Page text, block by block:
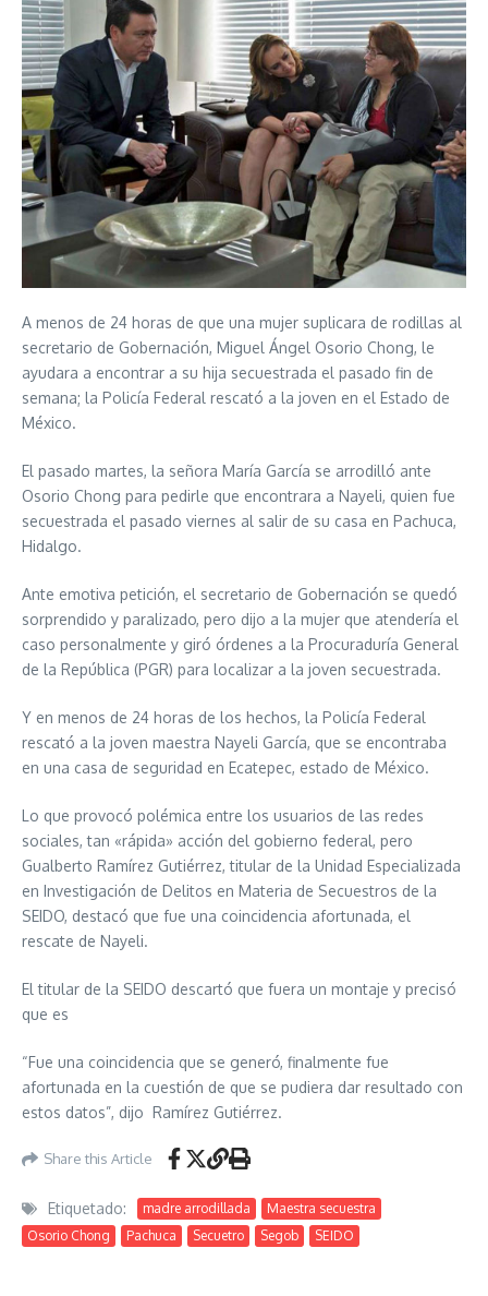
A menos de 24 horas de que una mujer suplicara de rodillas al
secretario de Gobernación, Miguel Ángel Osorio Chong, le
ayudara a encontrar a su hija secuestrada el pasado fin de
semana; la Policía Federal rescató a la joven en el Estado de
México.
El pasado martes, la señora María García se arrodilló ante
Osorio Chong para pedirle que encontrara a Nayeli, quien fue
secuestrada el pasado viernes al salir de su casa en Pachuca,
Hidalgo.
Ante emotiva petición, el secretario de Gobernación se quedó
sorprendido y paralizado, pero dijo a la mujer que atendería el
caso personalmente y giró órdenes a la Procuraduría General
de la República (PGR) para localizar a la joven secuestrada.
Y en menos de 24 horas de los hechos, la Policía Federal
rescató a la joven maestra Nayeli García, que se encontraba
en una casa de seguridad en Ecatepec, estado de México.
Lo que provocó polémica entre los usuarios de las redes
sociales, tan «rápida» acción del gobierno federal, pero
Gualberto Ramírez Gutiérrez, titular de la Unidad Especializada
en Investigación de Delitos en Materia de Secuestros de la
SEIDO, destacó que fue una coincidencia afortunada, el
rescate de Nayeli.
El titular de la SEIDO descartó que fuera un montaje y precisó
que es
“Fue una coincidencia que se generó, finalmente fue
afortunada en la cuestión de que se pudiera dar resultado con
estos datos”, dijo Ramírez Gutiérrez.
Share this Article
Etiquetado: madre arrodillada
Maestra secuestra
Osorio Chong
Pachuca Secuetro Segob SEIDO